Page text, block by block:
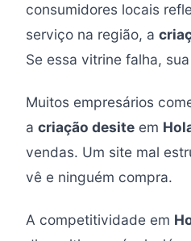
consumidores locais
serviço na região, a
Se essa vitrine falha,
Muitos empresários
a criação desite em
vendas. Um site mal
vê e ninguém compra.
A competitividade em